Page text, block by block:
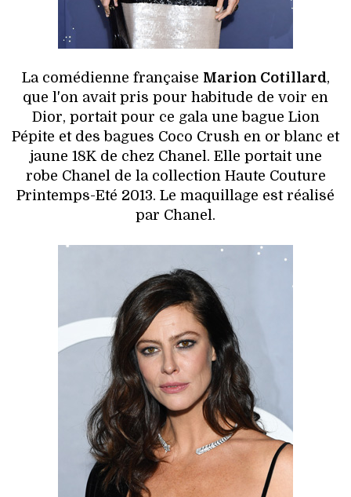
La comédienne française Marion Cotillard,
que l'on avait pris pour habitude de voir en
Dior, portait pour ce gala une bague Lion
Pépite et des bagues Coco Crush en or blanc et
jaune 18K de chez Chanel. Elle portait une
robe Chanel de la collection Haute Couture
Printemps-Eté 2013. Le maquillage est réalisé
par Chanel.